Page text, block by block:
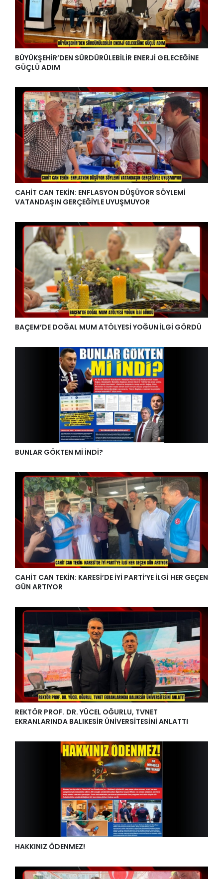
BÜYÜKŞEHİR’DEN SÜRDÜRÜLEBİLİR ENERJİ GELECEĞİNE
GÜÇLÜ ADIM
CAHİT CAN TEKİN: ENFLASYON DÜŞÜYOR SÖYLEMİ
VATANDAŞIN GERÇEĞİYLE UYUŞMUYOR
BAÇEM’DE DOĞAL MUM ATÖLYESİ YOĞUN İLGİ GÖRDÜ
BUNLAR GÖKTEN Mİ İNDİ?
CAHİT CAN TEKİN: KARESİ’DE İYİ PARTİ’YE İLGİ HER GEÇEN
GÜN ARTIYOR
REKTÖR PROF. DR. YÜCEL OĞURLU, TVNET
EKRANLARINDA BALIKESİR ÜNİVERSİTESİNİ ANLATTI
HAKKINIZ ÖDENMEZ!